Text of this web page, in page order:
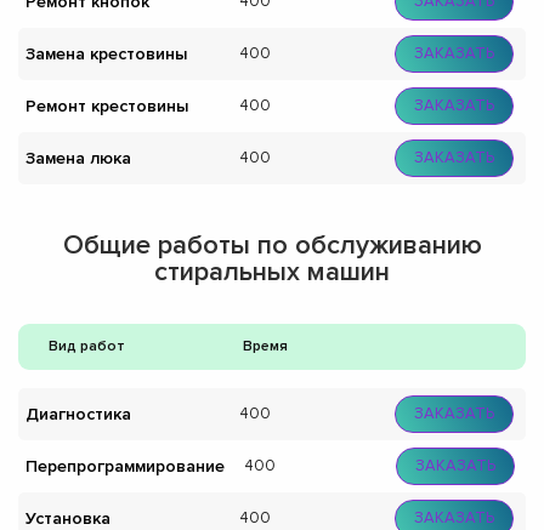
Замена крестовины 400 ЗАКАЗАТЬ
Ремонт крестовины 400 ЗАКАЗАТЬ
Замена люка 400 ЗАКАЗАТЬ
Общие работы по обслуживанию
стиральных машин
Вид работ Время
Диагностика 400 ЗАКАЗАТЬ
Перепрограммирование 400 ЗАКАЗАТЬ
Установка 400 ЗАКАЗАТЬ